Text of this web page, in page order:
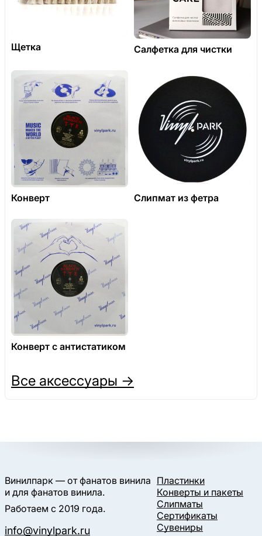
Щетка Салфетка для чистки
Конверт Слипмат из фетра
Конверт с антистатиком
Все аксессуары →
Винилпарк — от фанатов винила
и для фанатов винила.
Работаем с 2019 года.
info@vinylpark.ru
Пластинки
Конверты и пакеты
Слипматы
Сертификаты
Сувениры